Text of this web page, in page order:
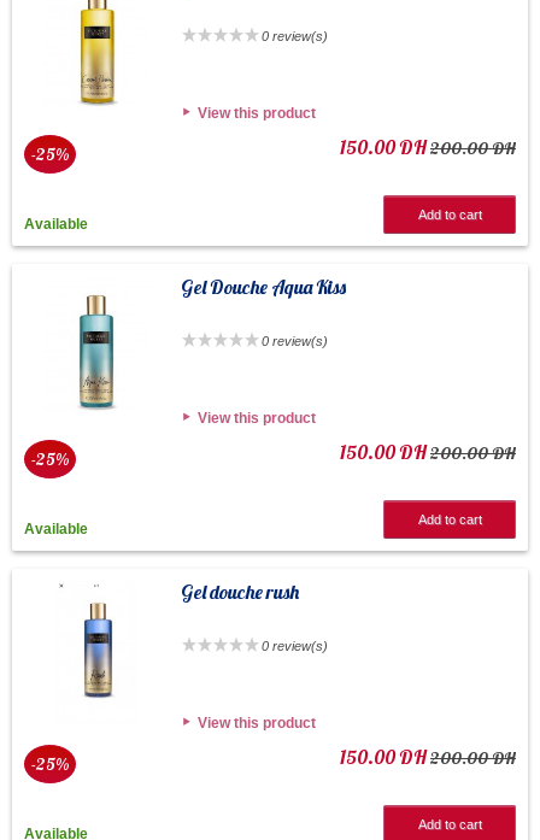
0 review(s)
View this product
-25% 150.00 DH200.00 DH
Available
Add to cart
Gel Douche Aqua Kiss
0 review(s)
View this product
-25% 150.00 DH200.00 DH
Available
Add to cart
Gel douche rush
0 review(s)
View this product
-25% 150.00 DH200.00 DH
Available
Add to cart